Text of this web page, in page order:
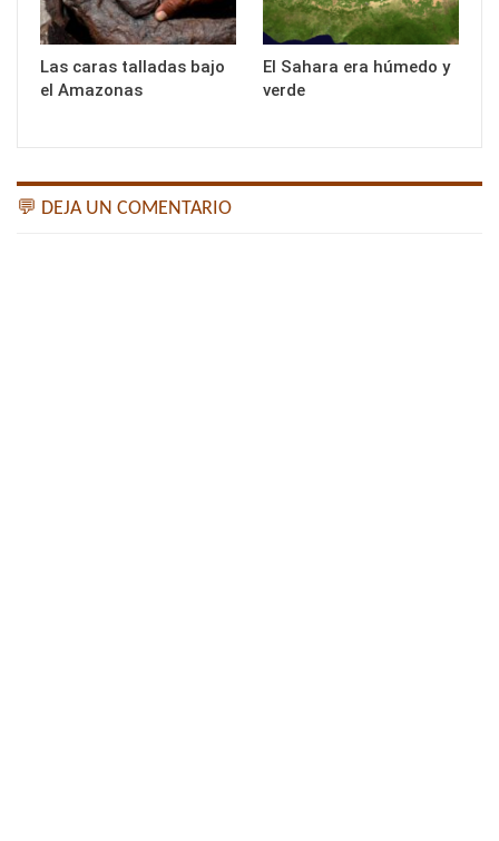
Las caras talladas bajo
el Amazonas
El Sahara era húmedo y
verde
💬 DEJA UN COMENTARIO